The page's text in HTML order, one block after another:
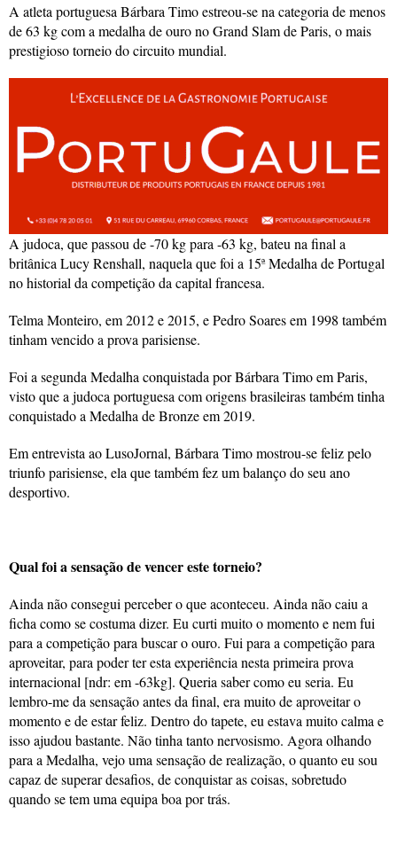
A atleta portuguesa Bárbara Timo estreou-se na categoria de menos
de 63 kg com a medalha de ouro no Grand Slam de Paris, o mais
prestigioso torneio do circuito mundial.
A judoca, que passou de -70 kg para -63 kg, bateu na final a
britânica Lucy Renshall, naquela que foi a 15ª Medalha de Portugal
no historial da competição da capital francesa.
Telma Monteiro, em 2012 e 2015, e Pedro Soares em 1998 também
tinham vencido a prova parisiense.
Foi a segunda Medalha conquistada por Bárbara Timo em Paris,
visto que a judoca portuguesa com origens brasileiras também tinha
conquistado a Medalha de Bronze em 2019.
Em entrevista ao LusoJornal, Bárbara Timo mostrou-se feliz pelo
triunfo parisiense, ela que também fez um balanço do seu ano
desportivo.
Qual foi a sensação de vencer este torneio?
Ainda não consegui perceber o que aconteceu. Ainda não caiu a
ficha como se costuma dizer. Eu curti muito o momento e nem fui
para a competição para buscar o ouro. Fui para a competição para
aproveitar, para poder ter esta experiência nesta primeira prova
internacional [ndr: em -63kg]. Queria saber como eu seria. Eu
lembro-me da sensação antes da final, era muito de aproveitar o
momento e de estar feliz. Dentro do tapete, eu estava muito calma e
isso ajudou bastante. Não tinha tanto nervosismo. Agora olhando
para a Medalha, vejo uma sensação de realização, o quanto eu sou
capaz de superar desafios, de conquistar as coisas, sobretudo
quando se tem uma equipa boa por trás.